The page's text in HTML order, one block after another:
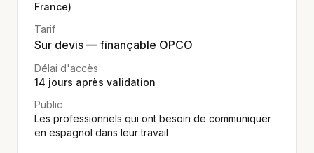
France)
Tarif
Sur devis — finançable OPCO
Délai d'accès
14 jours après validation
Public
Les professionnels qui ont besoin de communiquer
en espagnol dans leur travail